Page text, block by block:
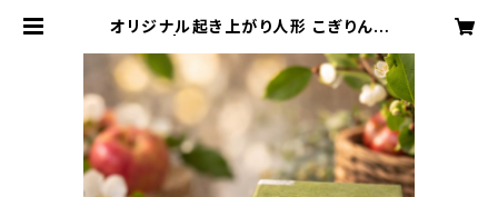
オリジナル起き上がり人形 こぎりんご